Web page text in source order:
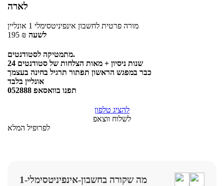
לארה
מורה פרטית לחשבון אינפיניטסימלי 1
אונליין
195 ₪ לשעה
מתמטיקה לסטודנטים.
24 שנות ניסיון + מאות הצלחות של סטודנטים
כבר במפגש הראשון תפתור תרגיל בחינה בעצמך
אונליין בלבד
תפנו בוואסאפ 052888
להציג טלפון
לשלוח ווצאפ
לפרופיל המלא
מה שקורה בחשבון-אינפיניטסימלי-1